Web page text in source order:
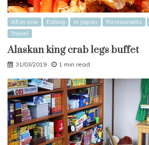
All in one Eating In Japan Restaurants
Travel
Alaskan king crab legs buffet
31/03/2019 1 min read